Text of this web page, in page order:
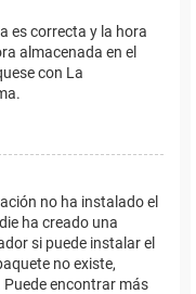
es correcta y la hora
almacenada en el
con La
no ha instalado el
ha creado una
si puede instalar el
no existe,
encontrar más